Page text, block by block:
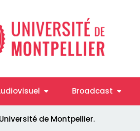
Ouvrir Audiovisuel
Broadcast
de Montpellier.